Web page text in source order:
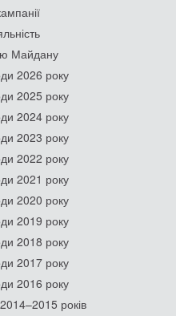
Майдану
2026 року
2025 року
2024 року
2023 року
2022 року
2021 року
2020 року
2019 року
2018 року
2017 року
2016 року
років